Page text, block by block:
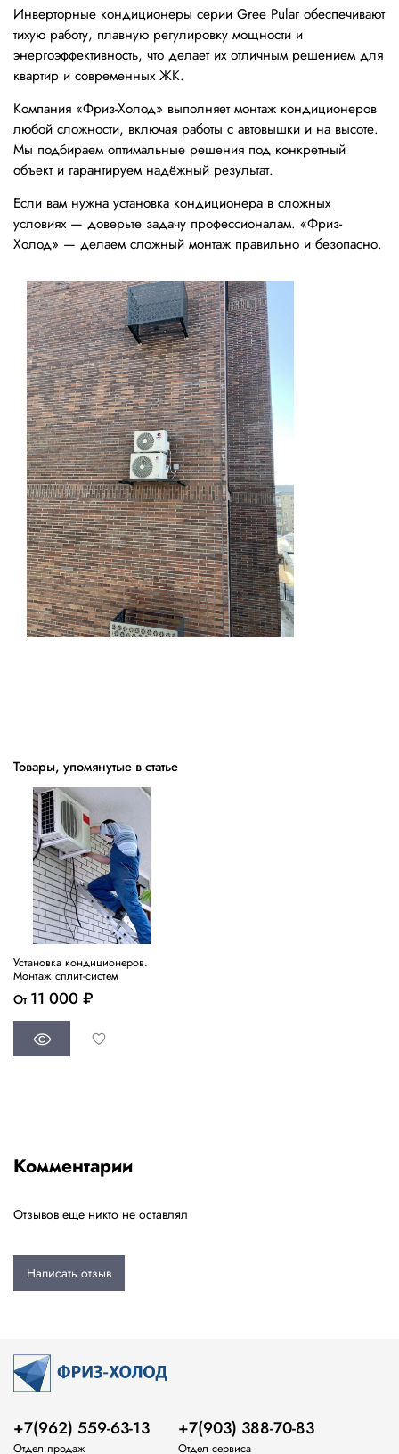
Инверторные кондиционеры серии Gree Pular обеспечивают
тихую работу, плавную регулировку мощности и
энергоэффективность, что делает их отличным решением для
квартир и современных ЖК.
Компания «Фриз-Холод» выполняет монтаж кондиционеров
любой сложности, включая работы с автовышки и на высоте.
Мы подбираем оптимальные решения под конкретный
объект и гарантируем надёжный результат.
Если вам нужна установка кондиционера в сложных
условиях — доверьте задачу профессионалам. «Фриз-
Холод» — делаем сложный монтаж правильно и безопасно.
Товары, упомянутые в статье
Установка кондиционеров.
Монтаж сплит-систем
От 11 000 ₽
Комментарии
Отзывов еще никто не оставлял
Написать отзыв
+7(962) 559-63-13
Отдел продаж
+7(903) 388-70-83
Отдел сервиса